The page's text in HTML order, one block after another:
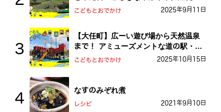
を探検しよう！
こどもとおでかけ 2025年9月11日
【大任町】広ーい遊び場から天然温泉
まで！ アミューズメントな道の駅・お
おとう桜街道
こどもとおでかけ 2025年10月15日
なすのみぞれ煮
レシピ 2021年9月10日